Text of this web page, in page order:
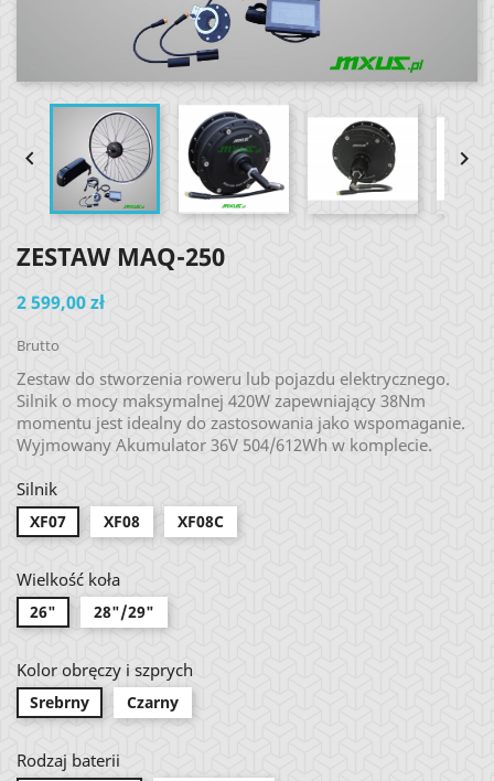
 
ZESTAW MAQ-250
2 599,00 zł
Brutto
Zestaw do stworzenia roweru lub pojazdu elektrycznego.
Silnik o mocy maksymalnej 420W zapewniający 38Nm
momentu jest idealny do zastosowania jako wspomaganie.
Wyjmowany Akumulator 36V 504/612Wh w komplecie.
Silnik
XF07 XF08 XF08C
Wielkość koła
26" 28"/29"
Kolor obręczy i szprych
Srebrny Czarny
Rodzaj baterii